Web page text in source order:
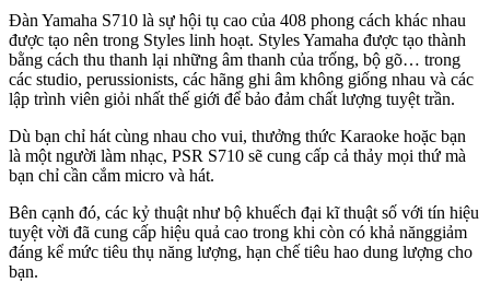
lượng âm nhạc trên PSR S710 rất thật và sống động.
Đặc trưng của kỹ thuật Super Articulation cho hiệu suất và
âm sắc thực tế. Nhắm mắt lại và cảm nhận âm thanh khác
nhau và bạn sẽ cho rằng bạn đang lắng nghe âm nhạc thật;
nó là một phần rất hiệu quả của công nghệ và là một nâng
cấp tuyệt hảo cho Yamaha PSR S710.
Công nghệ Voices Mega với những tính năng kĩ thuật khác
nhau tạo ra hiệu suất âm thanh như: slide ngón tay khi chơi
guitar và bass, hiệu ứng vocal…Khi được dùng trong các
Styles, Voice Mega cung cấp hồ hết âm thanh đệm của các
nhạc cụ.
Đàn Yamaha S710 là sự hội tụ cao của 408 phong cách khác nhau
được tạo nên trong Styles linh hoạt. Styles Yamaha được tạo thành
bằng cách thu thanh lại những âm thanh của trống, bộ gõ… trong
các studio, perussionists, các hãng ghi âm không giống nhau và các
lập trình viên giỏi nhất thế giới để bảo đảm chất lượng tuyệt trần.
Dù bạn chỉ hát cùng nhau cho vui, thưởng thức Karaoke hoặc bạn
là một người làm nhạc, PSR S710 sẽ cung cấp cả thảy mọi thứ mà
bạn chỉ cần cắm micro và hát.
Bên cạnh đó, các kỷ thuật như bộ khuếch đại kĩ thuật số với tín hiệu
tuyệt vời đã cung cấp hiệu quả cao trong khi còn có khả nănggiảm
đáng kể mức tiêu thụ năng lượng, hạn chế tiêu hao dung lượng cho
bạn.